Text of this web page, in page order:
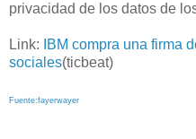
privacidad de los datos de
Link:
IBM compra una firma
sociales(ticbeat)
Fuente:fayerwayer